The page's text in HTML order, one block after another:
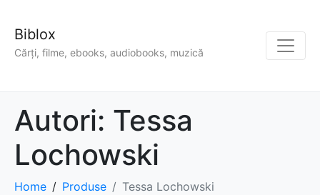
Biblox
Cărți, filme, ebooks, audiobooks, muzică
Autori: Tessa
Lochowski
Home Produse Tessa Lochowski